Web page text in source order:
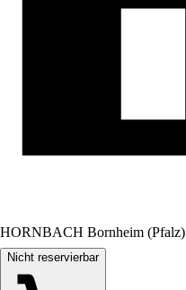
HORNBACH Bornheim (Pfalz)
Nicht reservierbar